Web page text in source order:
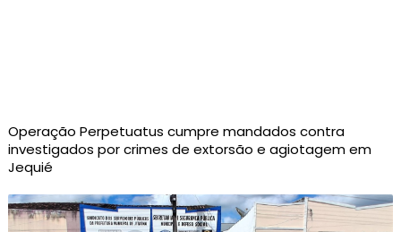
Operação Perpetuatus cumpre mandados contra
investigados por crimes de extorsão e agiotagem em
Jequié